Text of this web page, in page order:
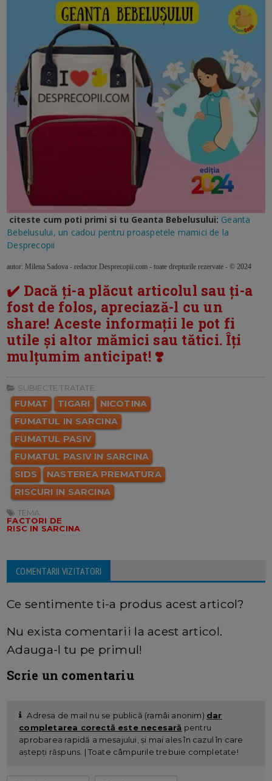
citeste cum poti primi si tu Geanta Bebelusului: Geanta
Bebelusului, un cadou pentru proaspetele mamici de la
Desprecopii
autor: Milena Sadova - redactor Desprecopii.com - toate drepturile rezervate - © 2024
✔️ Dacă ți-a plăcut articolul sau ți-a
fost de folos, apreciază-l cu un
share! Aceste informații le pot fi
utile și altor mămici sau tătici. Îți
mulțumim anticipat! ❣️
SUBIECTE TRATATE:
FUMAT TIGARI
NICOTINA
FUMATUL IN SARCINA
FUMATUL PASIV
FUMATUL PASIV IN SARCINA
SIDS
NASTEREA PREMATURA
RISCURI IN SARCINA
TEMA:
FACTORI DE
RISC IN SARCINA
COMENTARII VIZITATORI
Ce sentimente ti-a produs acest articol?
Nu exista comentarii la acest articol.
Adauga-l tu pe primul!
Scrie un comentariu
Adresa de mail nu se publică (ramâi anonim) dar
completarea corectă este necesară pentru
aprobarea rapidă a mesajului, și mai ales în cazul în care
aștepți răspuns. | Toate câmpurile trebuie completate!